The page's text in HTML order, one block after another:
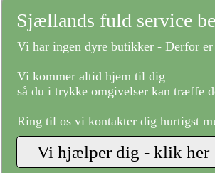
Sjællands fuld service
Vi har ingen dyre butikker - Derfor
Vi kommer altid hjem til dig
så du i trykke omgivelser kan træffe
Ring til os vi kontakter dig hurtigst